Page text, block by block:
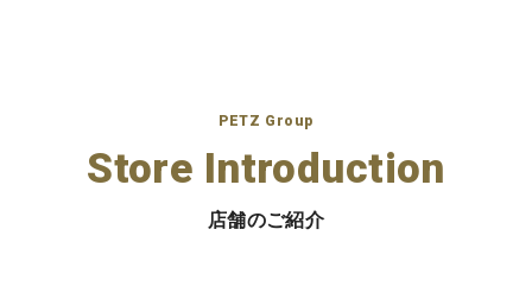
PETZ Group
Store Introduction
店舗のご紹介